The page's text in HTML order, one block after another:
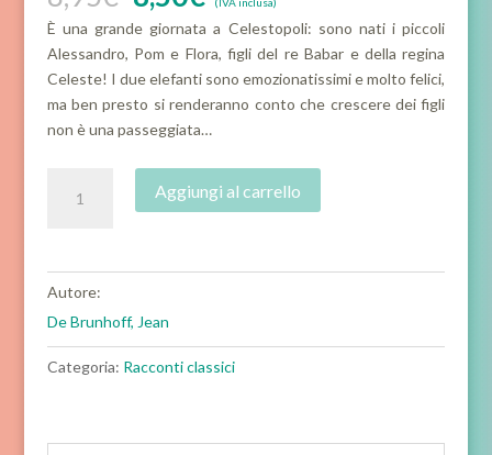
prezzo
originale
era:
8,95€.
prezzo
attuale
è:
8,50€.
È una grande giornata a Celestopoli: sono nati i piccoli
Alessandro, Pom e Flora, figli del re Babar e della regina
Celeste! I due elefanti sono emozionatissimi e molto felici,
ma ben presto si renderanno conto che crescere dei figli
non è una passeggiata…
Aggiungi al carrello
Autore:
De Brunhoff, Jean
Categoria: Racconti classici